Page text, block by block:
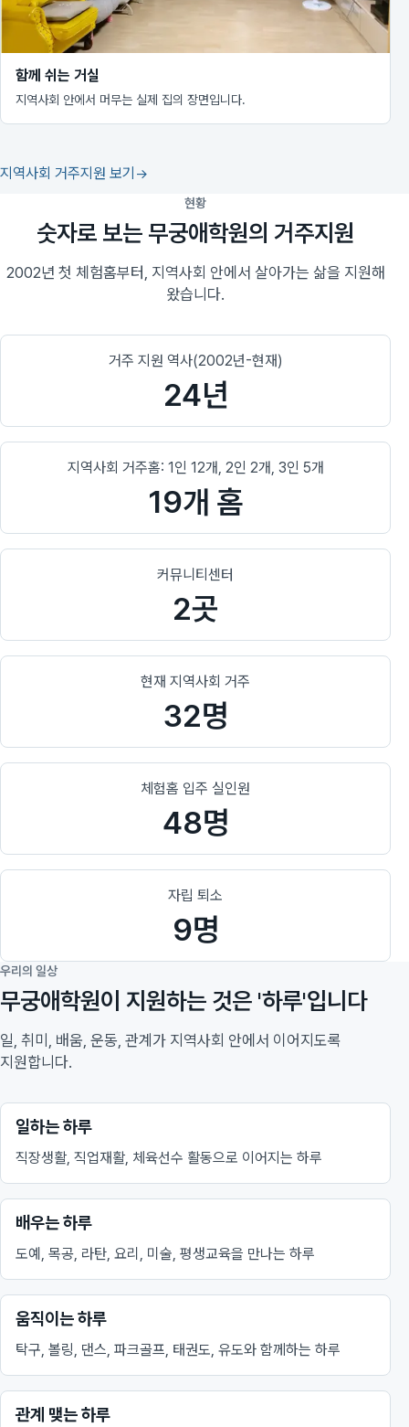
함께 쉬는 거실
지역사회 안에서 머무는 실제 집의 장면입니다.
지역사회 거주지원 보기
현황
숫자로 보는 무궁애학원의 거주지원
2002년 첫 체험홈부터, 지역사회 안에서 살아가는 삶을 지원해
왔습니다.
거주 지원 역사(2002년-현재)
24년
지역사회 거주홈: 1인 12개, 2인 2개, 3인 5개
19개 홈
커뮤니티센터
2곳
현재 지역사회 거주
32명
체험홈 입주 실인원
48명
자립 퇴소
9명
우리의 일상
무궁애학원이 지원하는 것은 '하루'입니다
일, 취미, 배움, 운동, 관계가 지역사회 안에서 이어지도록
지원합니다.
일하는 하루
직장생활, 직업재활, 체육선수 활동으로 이어지는 하루
배우는 하루
도예, 목공, 라탄, 요리, 미술, 평생교육을 만나는 하루
움직이는 하루
탁구, 볼링, 댄스, 파크골프, 태권도, 유도와 함께하는 하루
관계 맺는 하루